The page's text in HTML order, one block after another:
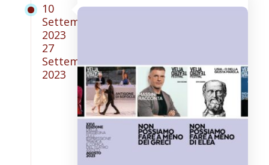
10
Settembre
2023
27
Settembre
2023